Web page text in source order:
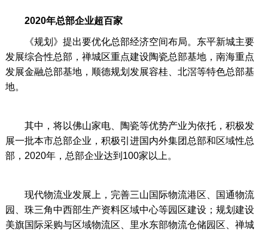
2020年总部企业超百家
《规划》提出要优化总部经济空间布局。东平新城主要
发展综合性总部，禅城区重点建设陶瓷总部基地，南海重点
发展金融总部基地，顺德规划发展容桂、北滘等特色总部基
地。
其中，将以佛山家电、陶瓷等优势产业为依托，积极发
展一批本市总部企业，积极引进国内外集团总部和区域性总
部，2020年，总部企业达到100家以上。
现代物流业发展上，完善三山国际物流港区、国通物流
园、珠三角中西部生产资料区域中心等园区建设；规划建设
美旗国际采购与区域物流区、里水东部物流仓储园区、禅城